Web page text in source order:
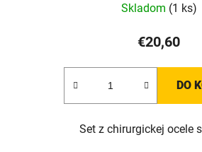
Skladom (1 ks)
€20,60
DO
Set z chirurgickej ocele